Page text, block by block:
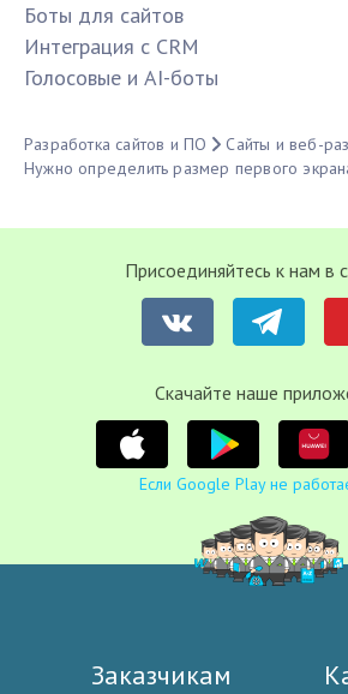
Боты для сайтов
Интеграция с CRM
Голосовые и AI-боты
Разработка сайтов и ПО
Сайты и веб-
Нужно определить размер первого
Присоединяйтесь к нам в
Cкачайте наше
Если Google Play не
Заказчикам